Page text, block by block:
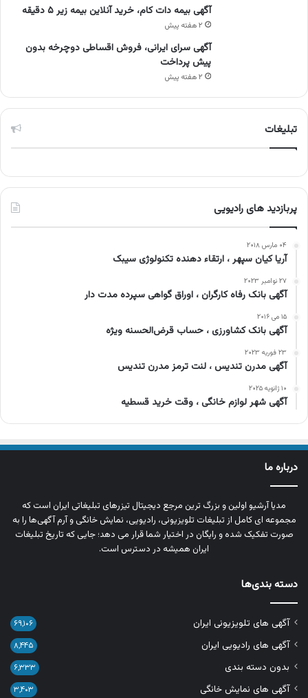
آگهی بیمه دات کام، خرید آنلاین بیمه زیر ۵ دقیقه
۲ هفته پیش
آگهی سرای ایرانی، فروش اقساطی دوچرخه بدون
پیش پرداخت
۲ هفته پیش
تبلیغات
پربازدید های رادیویی
۰۴ مارس ۲۰۱۸
آریا کیان سپهر ، ارتقاء دهنده تکنولوژی سیبک
۲۷ نوامبر ۲۰۲۳
آگهی بانک رفاه کارگران ، اوراق گواهی سپرده مدت دار
۱۵ می ۲۰۱۶
آگهی بانک کشاورزی ، حساب قرض‌الحسنه ویژه
۲۳ فوریه ۲۰۲۳
آگهی مدرن تندیس ، لنت ترمز مدرن تندیس
۱۰ ژانویه ۲۰۲۵
آگهی شهر لوازم خانگی ، وقت خرید قسطیه
درباره ما
مدیا آرشیو اولین و بزرگ‌ ترین مرجع دیجیتال تیزرهای تبلیغاتی ایران است که
مجموعه‌ ای کامل از تبلیغات تلویزیونی، رادیویی، نمایش خانگی و آرم‌ آگهی‌ها را به‌
صورت تفکیک‌ شده و رایگان در اختیار شما قرار می‌ دهد؛ جایی که تاریخ تبلیغات
ایران همیشه در دسترس است.
دسته بندی‌ها
آگهی های تلویزیونی ایران ۶۹,۱۰۶
آگهی های رادیویی ایران ۸,۴۴۵
بدون دسته بندی ۶,۳۳۳
آگهی های نمایش خانگی ۳,۴۰۳